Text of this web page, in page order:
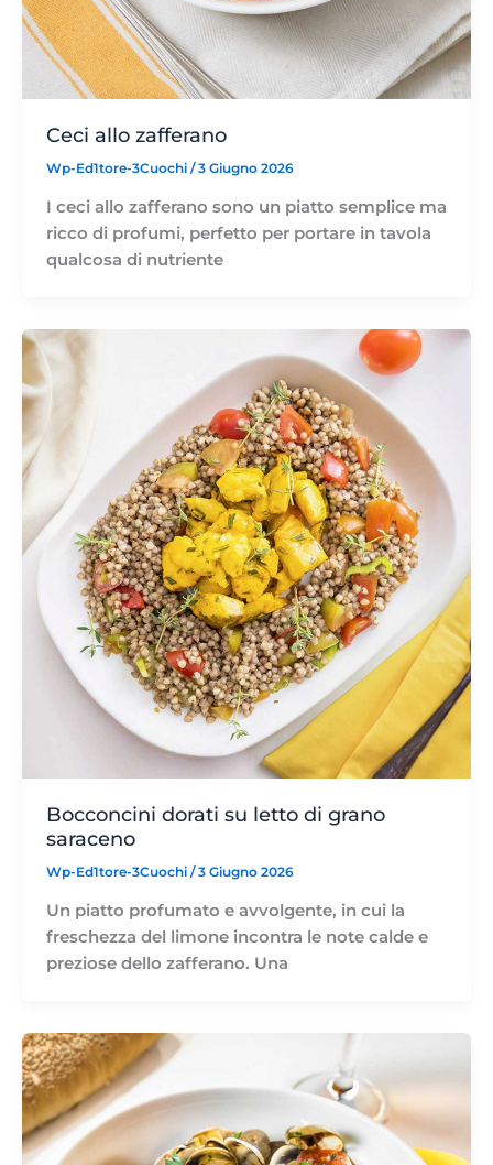
Ceci allo zafferano
Wp-Ed1tore-3Cuochi /3 Giugno 2026
I ceci allo zafferano sono un piatto semplice ma
ricco di profumi, perfetto per portare in tavola
qualcosa di nutriente
Bocconcini dorati su letto di grano
saraceno
Wp-Ed1tore-3Cuochi /3 Giugno 2026
Un piatto profumato e avvolgente, in cui la
freschezza del limone incontra le note calde e
preziose dello zafferano. Una